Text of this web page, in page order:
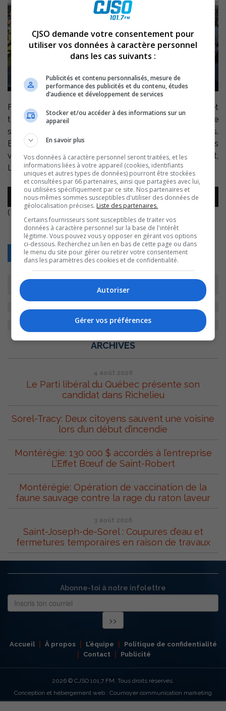
Favorisé par un temps radieux, le festival Bières vins et
terroir de Sainte-Anne-de-Sorel a connu, en fin de
semaine dernière, l’une de ses éditions les plus courues.
Elle a réuni un nombre inégalé d’exposants et des
visiteurs par milliers. Le grand manitou de l’événement,
Laurent Cournoyer, s’en montre évidemment ravi.
Lecteur
audio
00:00 00:00
(Photo tirée de la page Facebook de l’événement)
Retour
ARCHIVES
4 août 2026
Le Parti libéral du Québec présente son
candidat dans Richelieu
Sorel-Tracy: Deux citoyens sauvent une voisine
lors d’un début d’incendie
Montérégie: 130 000 $ accordés à l’entreprise
L’Effet Bœuf de Saint-Robert
Montérégie: Opération de vaccination de la
faune sauvage contre la rage du raton laveur
3 août 2026
Saint-Joseph-de-Sorel : Coupures d’eau et
fermetures temporaires en raison de travaux
Abonne-toi à notre infolettre
Accueil À propos L’équipe
Politique de confidentialité
Contact
Publicité
2026 © CJSO 101,7 FM. Tous droits réservés.
Conception et hébergement web : Cournoyer communication marketing
CJSO demande votre consentement pour
utiliser vos données à caractère personnel
dans les cas suivants :
Publicités et contenu personnalisés, mesure de
performance des publicités et du contenu, études
d’audience et développement de services
Stocker et/ou accéder à des informations sur un
appareil
En savoir plus
Vos données à caractère personnel seront traitées, et les
informations liées à votre appareil (cookies, identifiants
uniques et autres types de données) pourront être stockées
et consultées par 66 partenaires, ainsi que partagées avec lui,
ou utilisées spécifiquement par ce site. Nos partenaires et
nous-mêmes sommes susceptibles d'utiliser des données de
géolocalisation précises. Liste des partenaires.
Certains fournisseurs sont susceptibles de traiter vos
données à caractère personnel sur la base de l'intérêt
légitime. Vous pouvez vous y opposer en gérant vos options
ci-dessous. Recherchez un lien en bas de cette page ou dans
le menu du site pour gérer ou retirer votre consentement
dans les paramètres des cookies et de confidentialité.
Autoriser
Gérer vos préférences